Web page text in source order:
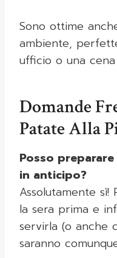
Sono ottime
ambiente,
ufficio o una
Domande
Patate Alla
Posso
in anticipo?
Assolutamente sì!
la sera prima e
servirla (o anche
saranno